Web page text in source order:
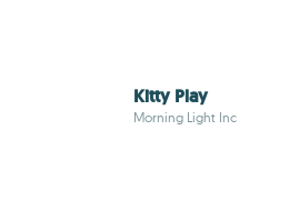
Kitty Play
Morning Light Inc